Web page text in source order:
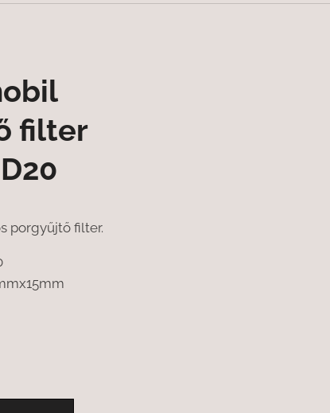
filter
porgyűjtő filter.